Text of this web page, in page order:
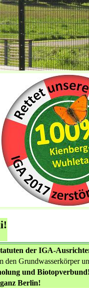
der IGA-
den Grundwasserkörper
und Biotopverbund!
Berlin!